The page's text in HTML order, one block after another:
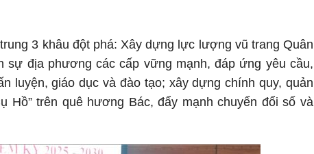
3 khâu đột phá: Xây dựng lực lượng vũ trang Quân
sự địa phương các cấp vững mạnh, đáp ứng yêu cầu,
luyện, giáo dục và đào tạo; xây dựng chính quy, quản
Hồ” trên quê hương Bác, đẩy mạnh chuyển đổi số và